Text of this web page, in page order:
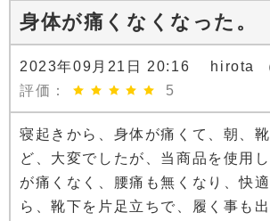
身体が痛くなくなった。
2023年09月21日 20:16 hirota （
評価：
5
寝起きから、身体が痛くて、朝、
ど、大変でしたが、当商品を使用
が痛くなく、腰痛も無くなり、快
ら、靴下を片足立ちで、履く事も